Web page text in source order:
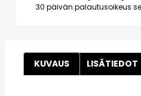
30 päivän palautusoikeus
KUVAUS LISÄTIEDOT